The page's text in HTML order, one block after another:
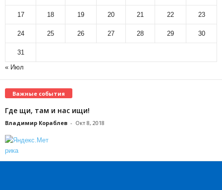
17 18 19 20 21 22 23
24 25 26 27 28 29 30
31
« Июл
Важные события
Где щи, там и нас ищи!
Владимир Кораблев - Окт 8, 2018